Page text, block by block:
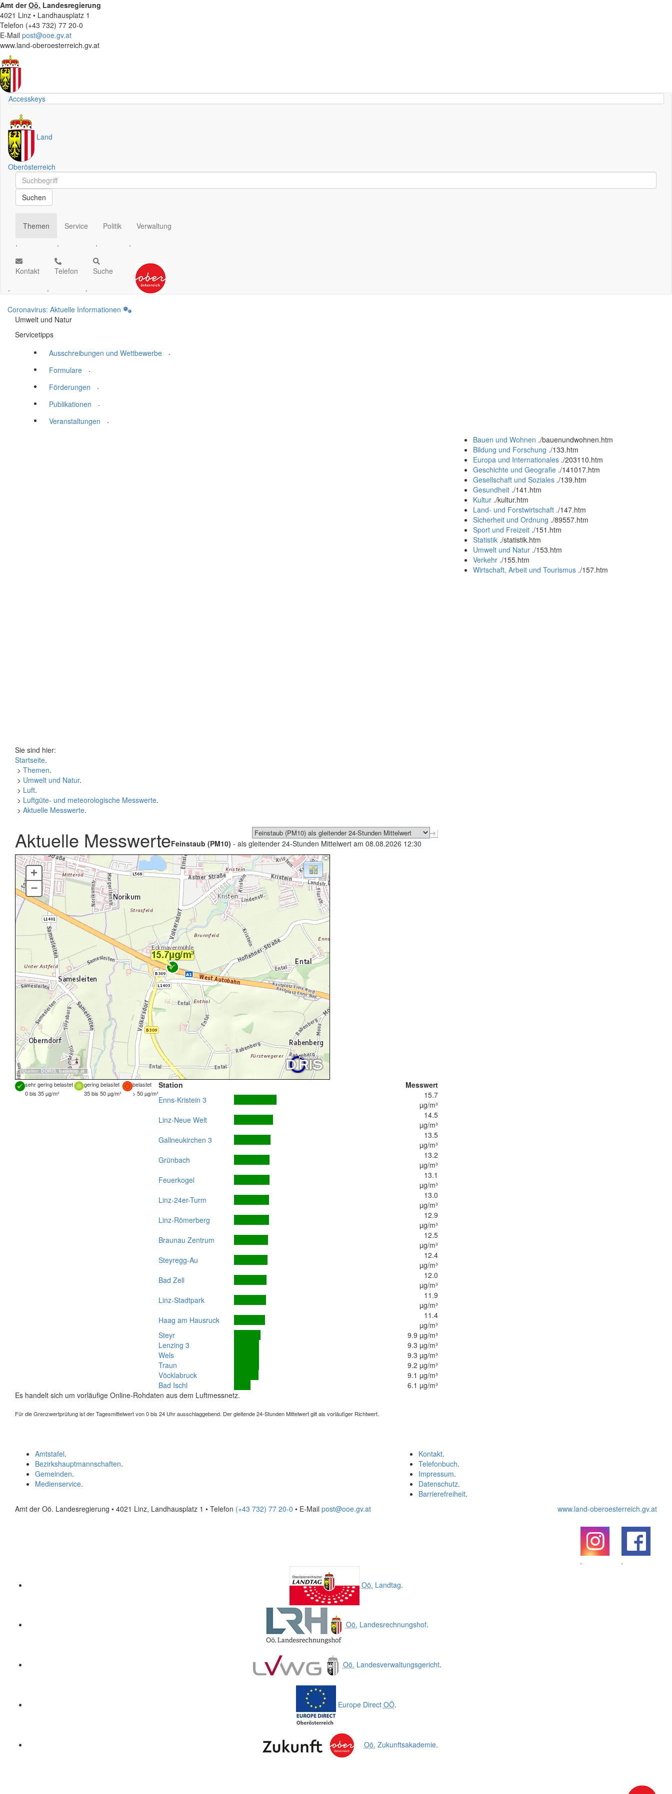
Amt derOö. Landesregierung
4021 Linz • Landhausplatz 1
Telefon (+43 732) 77 20-0
E-Mail post@ooe.gv.at
www.land-oberoesterreich.gv.at
Accesskeys
Land
Oberösterreich
Schnellsuche
Schnellsuche
Suchen
Themen
.
Service
.
Politik
.
Verwaltung
.
Kontakt
.
Telefon
.
Suche
.
Coronavirus: Aktuelle Informationen
Umwelt und Natur
Servicetipps
Ausschreibungen und Wettbewerbe
.
Formulare
.
Förderungen
.
Publikationen
.
Veranstaltungen
.
Bauen und Wohnen ./bauenundwohnen.htm
Bildung und Forschung ./133.htm
Europa und Internationales ./203110.htm
Geschichte und Geografie ./141017.htm
Gesellschaft und Soziales ./139.htm
Gesundheit ./141.htm
Kultur ./kultur.htm
Land- und Forstwirtschaft ./147.htm
Sicherheit und Ordnung ./89557.htm
Sport und Freizeit ./151.htm
Statistik ./statistik.htm
Umwelt und Natur ./153.htm
Verkehr ./155.htm
Wirtschaft, Arbeit und Tourismus ./157.htm
Sie sind hier:
Startseite.
> Themen.
> Umwelt und Natur.
> Luft.
> Luftgüte- und meteorologische Messwerte.
> Aktuelle Messwerte.
Aktuelle MesswerteFeinstaub (PM10) - als gleitender 24-Stunden Mittelwert am 08.08.2026 12:30
Quellen: DORIS, basemap.at
+
–
sehr gering belastet gering belastet
belastet
0 bis 35 µg/m³
35 bis 50 µg/m³ > 50 µg/m³
Station
Messwert
Enns-Kristein 3
15.7
µg/m³
Linz-Neue Welt
14.5
µg/m³
Gallneukirchen 3
13.5
µg/m³
Grünbach
13.2
µg/m³
Feuerkogel
13.1
µg/m³
Linz-24er-Turm
13.0
µg/m³
Linz-Römerberg
12.9
µg/m³
Braunau Zentrum
12.5
µg/m³
Steyregg-Au
12.4
µg/m³
Bad Zell
12.0
µg/m³
Linz-Stadtpark
11.9
µg/m³
Haag am Hausruck
11.4
µg/m³
Steyr
9.9 µg/m³
Lenzing 3
9.3 µg/m³
Wels
9.3 µg/m³
Traun
9.2 µg/m³
Vöcklabruck
9.1 µg/m³
Bad Ischl
6.1 µg/m³
Es handelt sich um vorläufige Online-Rohdaten aus dem Luftmessnetz.
Für die Grenzwertprüfung ist der Tagesmittelwert von 0 bis 24 Uhr ausschlaggebend. Der gleitende 24-Stunden Mittelwert gilt als vorläufiger Richtwert.
Kontakt.
Telefonbuch.
Impressum.
Datenschutz.
Barrierefreiheit.
Amtstafel.
Bezirkshauptmannschaften.
Gemeinden.
Medienservice.
Amt der Oö. Landesregierung • 4021 Linz, Landhausplatz 1 • Telefon (+43 732) 77 20-0 • E-Mail post@ooe.gv.at www.land-oberoesterreich.gv.at
.
.
Oö. Landtag.
Oö. Landesrechnungshof.
Oö. Landesverwaltungsgericht.
Europe Direct OÖ.
Oö. Zukunftsakademie.